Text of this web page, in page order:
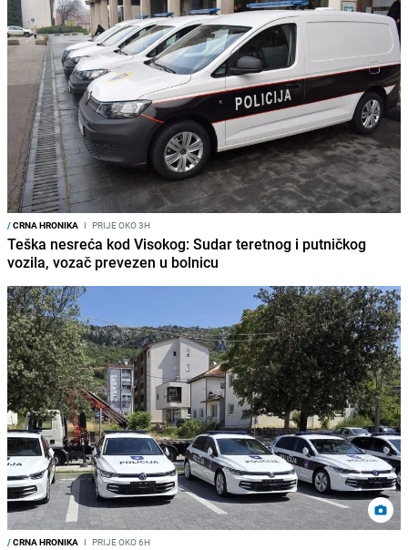
/CRNA HRONIKA I PRIJE OKO 3H
Teška nesreća kod Visokog: Sudar teretnog i putničkog
vozila, vozač prevezen u bolnicu
/CRNA HRONIKA I PRIJE OKO 6H